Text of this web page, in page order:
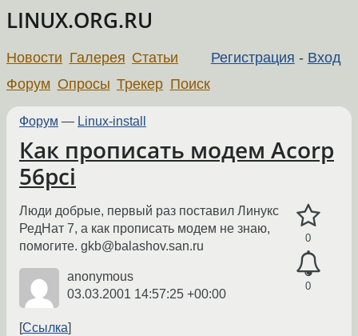
LINUX.ORG.RU
Регистрация - Вход
Новости Галерея Статьи
Форум Опросы Трекер Поиск
Форум — Linux-install
Как прописать модем Acorp
56pci
0
0
Люди добрые, первый раз поставил Линукс
РедНат 7, а как прописать модем не знаю,
помогите. gkb@balashov.san.ru
anonymous
03.03.2001 14:57:25 +00:00
Ссылка